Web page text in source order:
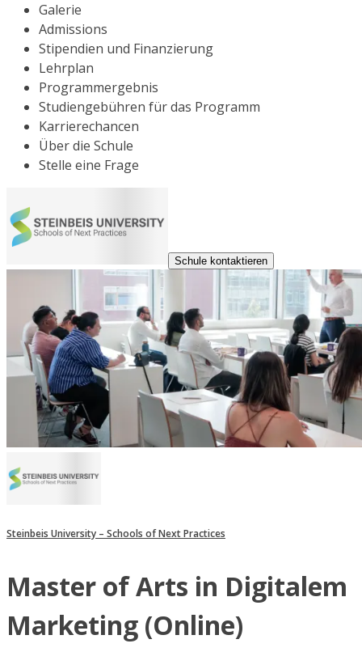
Galerie
Admissions
Stipendien und Finanzierung
Lehrplan
Programmergebnis
Studiengebühren für das Programm
Karrierechancen
Über die Schule
Stelle eine Frage
Schule kontaktieren
Steinbeis University – Schools of Next Practices
Master of Arts in Digitalem
Marketing (Online)